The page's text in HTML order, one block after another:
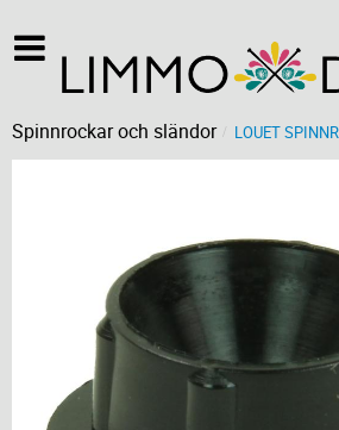
Spinnrockar och sländor LOUET